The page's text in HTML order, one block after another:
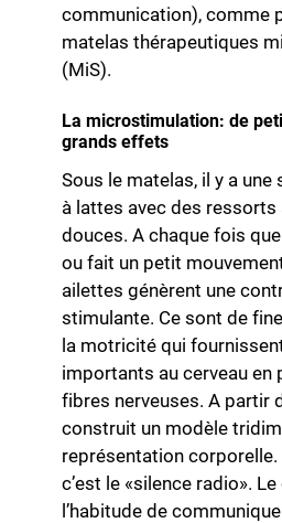
communication), comme
matelas thérapeutiques
(MiS).
La microstimulation: de
grands effets
Sous le matelas, il y a
à lattes avec des
douces. A chaque fois
ou fait un petit
ailettes génèrent une
stimulante. Ce sont de
la motricité qui
importants au cerveau en
fibres nerveuses. A partir
construit un modèle
représentation corporelle.
c’est le «silence radio».
l’habitude de